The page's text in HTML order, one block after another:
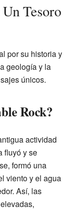
Tesoro
por su historia y
geología y la
únicos.
Rock?
actividad
fluyó y se
formó una
viento y el agua
Así, las